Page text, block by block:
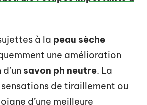
à la peau sèche
une amélioration
savon ph neutre. La
de tiraillement ou
d’une meilleure